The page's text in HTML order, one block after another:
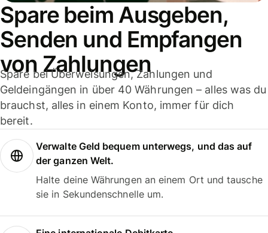
Spare beim Ausgeben,
Senden und Empfangen
von Zahlungen
Spare bei Überweisungen, Zahlungen und
Geldeingängen in über 40 Währungen – alles was du
brauchst, alles in einem Konto, immer für dich
bereit.
Verwalte Geld bequem unterwegs, und das auf
der ganzen Welt.
Halte deine Währungen an einem Ort und tausche
sie in Sekundenschnelle um.